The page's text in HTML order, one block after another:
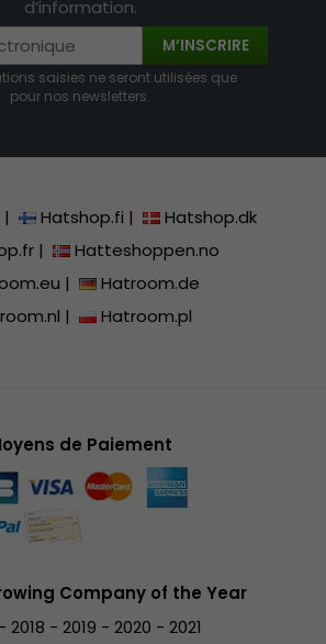
d’information.
M’INSCRIRE
saisies ne seront utilisées que
pour nos newsletters.
| Hatshop.fi |
Hatshop.dk
|
Hatteshoppen.no
|
Hatroom.de
| Hatroom.pl
de Paiement
Company of the Year
2018 - 2019 - 2020 - 2021